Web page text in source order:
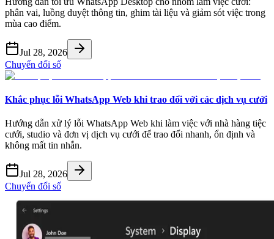
phân vai, luồng duyệt thông tin, ghim tài liệu và giảm sót việc trong
mùa cao điểm.
Jul 28, 2026
Chuyển đổi số
Khắc phục lỗi WhatsApp Web khi trao đổi với các dịch vụ cưới
Hướng dẫn xử lý lỗi WhatsApp Web khi làm việc với nhà hàng tiệc
cưới, studio và đơn vị dịch vụ cưới để trao đổi nhanh, ổn định và
không mất tin nhắn.
Jul 28, 2026
Chuyển đổi số